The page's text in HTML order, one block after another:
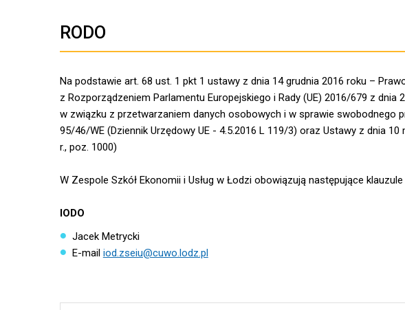
RODO
Na podstawie art. 68 ust. 1 pkt 1 ustawy z dnia 14 grudnia 2016 roku –
z Rozporządzeniem Parlamentu Europejskiego i Rady (UE) 2016/679 z
w związku z przetwarzaniem danych osobowych i w sprawie swobodnego
95/46/WE (Dziennik Urzędowy UE - 4.5.2016 L 119/3) oraz Ustawy z dnia
r., poz. 1000)
W Zespole Szkół Ekonomii i Usług w Łodzi obowiązują następujące
IODO
Jacek Metrycki
E-mail iod.zseiu@cuwo.lodz.pl